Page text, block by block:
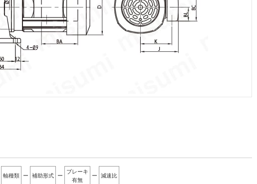
軸種類 ー 補助形式 ー
ブレーキ
有無
ー 減速比